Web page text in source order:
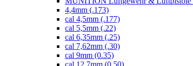
4,4mm (.173)
cal 4,5mm (.177)
cal 5,5mm (.22)
cal 6,35mm (.25)
cal 7,62mm (.30)
cal 9mm (0.35)
cal 12,7mm (0.50)